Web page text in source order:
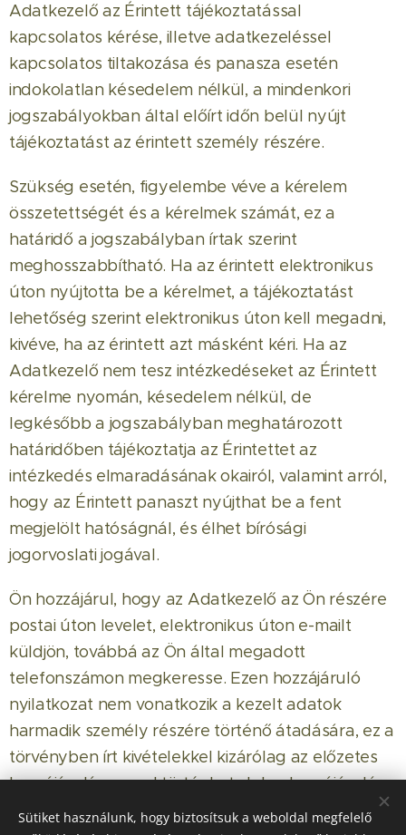
Adatkezelő az Érintett tájékoztatással
kapcsolatos kérése, illetve adatkezeléssel
kapcsolatos tiltakozása és panasza esetén
indokolatlan késedelem nélkül, a mindenkori
jogszabályokban által előírt időn belül nyújt
tájékoztatást az érintett személy részére.
Szükség esetén, figyelembe véve a kérelem
összetettségét és a kérelmek számát, ez a
határidő a jogszabályban írtak szerint
meghosszabbítható. Ha az érintett elektronikus
úton nyújtotta be a kérelmet, a tájékoztatást
lehetőség szerint elektronikus úton kell megadni,
kivéve, ha az érintett azt másként kéri. Ha az
Adatkezelő nem tesz intézkedéseket az Érintett
kérelme nyomán, késedelem nélkül, de
legkésőbb a jogszabályban meghatározott
határidőben tájékoztatja az Érintettet az
intézkedés elmaradásának okairól, valamint arról,
hogy az Érintett panaszt nyújthat be a fent
megjelölt hatóságnál, és élhet bírósági
jogorvoslati jogával.
Ön hozzájárul, hogy az Adatkezelő az Ön részére
postai úton levelet, elektronikus úton e-mailt
küldjön, továbbá az Ön által megadott
telefonszámon megkeresse. Ezen hozzájáruló
nyilatkozat nem vonatkozik a kezelt adatok
harmadik személy részére történő átadására, ez a
törvényben írt kivételekkel kizárólag az előzetes
hozzájárulásommal történhet. Jelen hozzájáruló
nyilatkozat bármikor korlátozás, feltétel és
Sütiket használunk, hogy biztosítsuk a weboldal megfelelő